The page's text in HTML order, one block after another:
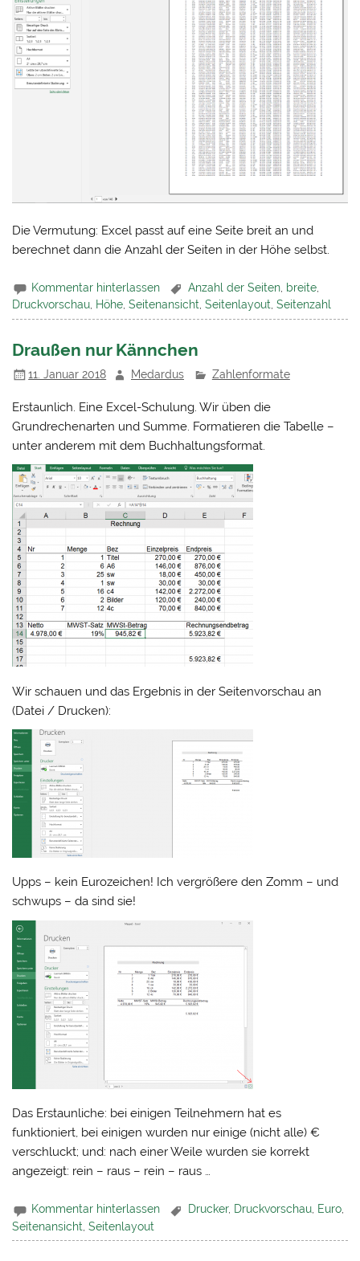
Die Vermutung: Excel passt auf eine Seite breit an und
berechnet dann die Anzahl der Seiten in der Höhe selbst.
Kommentar hinterlassen Anzahl der Seiten breite
Druckvorschau, Höhe,Seitenansicht,Seitenlayout,Seitenzahl
Draußen nur Kännchen
11. Januar 2018 Medardus Zahlenformate
Erstaunlich. Eine Excel-Schulung. Wir üben die
Grundrechenarten und Summe. Formatieren die Tabelle –
unter anderem mit dem Buchhaltungsformat.
Wir schauen und das Ergebnis in der Seitenvorschau an
(Datei / Drucken):
Upps – kein Eurozeichen! Ich vergrößere den Zomm – und
schwups – da sind sie!
Das Erstaunliche: bei einigen Teilnehmern hat es
funktioniert, bei einigen wurden nur einige (nicht alle) €
verschluckt; und: nach einer Weile wurden sie korrekt
angezeigt: rein – raus – rein – raus …
Kommentar hinterlassen Drucker, Druckvorschau, Euro,
Seitenansicht ,Seitenlayout